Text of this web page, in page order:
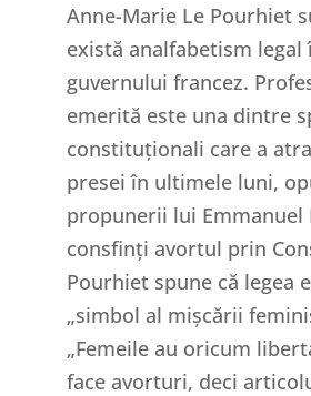
Anne-Marie Le Pourhiet
există analfabetism legal
guvernului francez.
emerită este una dintre
constituționali care a
presei în ultimele luni,
propunerii lui Emmanuel
consfinți avortul prin
Pourhiet spune că legea
„simbol al mișcării
„Femeile au oricum
face avorturi, deci